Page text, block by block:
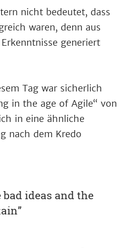
nicht bedeutet, dass
waren, denn aus
generiert
Tag war sicherlich
in the age of Agile“ von
in eine ähnliche
nach dem Kredo
bad ideas and the